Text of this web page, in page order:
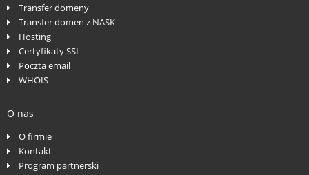
Transfer domeny
Transfer domen z NASK
Hosting
Certyfikaty SSL
Poczta email
WHOIS
O nas
O firmie
Kontakt
Program partnerski